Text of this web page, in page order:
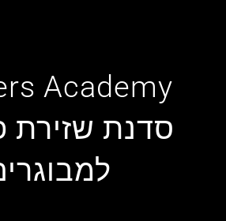
Academy
סדנת שזירת